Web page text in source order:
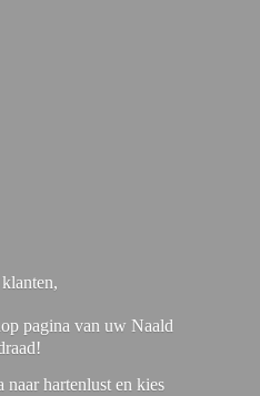
pagina van uw Naald
naar hartenlust en kies